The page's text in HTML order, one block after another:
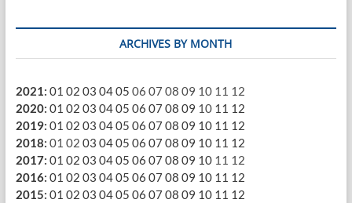
ARCHIVES BY MONTH
2021: 01 02 03 0405 06 07 08 09 10 11 12
2020: 01 02 03 0405 06 07 08 09 10 11 12
2019: 01 02 03 0405 06 07 08 09 10 11 12
2018: 01 02 03 0405 06 07 08 09 10 11 12
2017: 01 02 03 0405 06 07 08 09 10 11 12
2016: 01 02 03 0405 06 07 08 09 10 11 12
2015: 01 02 03 0405 06 07 08 09 10 11 12